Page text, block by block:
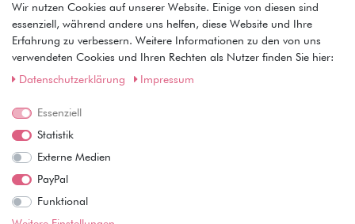
• Warenkorb
• Kasse
• Wunschliste
Service
• Datenschutz
• AGB
Wie läuft der Versand ab?
Kann ich meine Bestellung abholen?
Wir nutzen Cookies auf unserer Website. Einige von diesen sind
essenziell, während andere uns helfen, diese Website und Ihre
Erfahrung zu verbessern. Weitere Informationen zu den von uns
verwendeten Cookies und Ihren Rechten als Nutzer finden Sie hier:
Daten­schutz­erklärung
Impressum
Essenziell
Statistik
Externe Medien
PayPal
Funktional